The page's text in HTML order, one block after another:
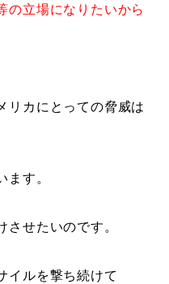
の立場になりたいから
リカにとっての脅威は
ます。
させたいのです。
イルを撃ち続けて